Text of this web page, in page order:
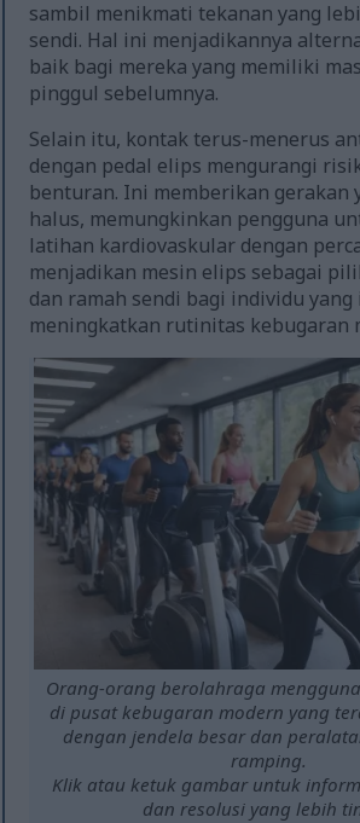
sambil menikmati tekanan yang
sendi. Hal ini menjadikannya
baik bagi mereka yang memiliki
pinggul sebelumnya.
Selain itu, kontak terus-menerus
dengan pedal elips mengurangi
benturan. Ini memberikan gerakan
halus, memungkinkan pengguna
latihan kardiovaskular dengan
menjadikan mesin elips sebagai
dan ramah sendi bagi individu yang
meningkatkan rutinitas kebugaran
Orang-orang berolahraga
di pusat kebugaran modern yang
dengan jendela besar dan
ramping.
Klik atau ketuk gambar untuk
dan resolusi yang lebih